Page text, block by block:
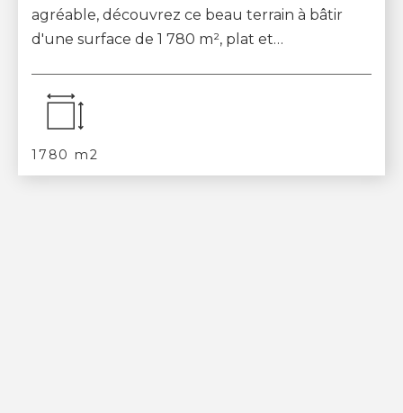
agréable, découvrez ce beau terrain à bâtir
d'une surface de 1 780 m², plat et
1780 m2